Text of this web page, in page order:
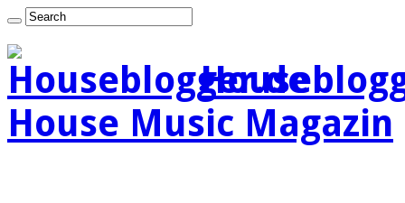
House Music Magazin